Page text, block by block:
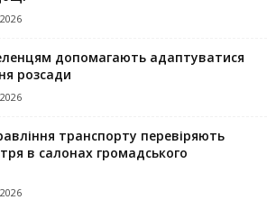
допомагають адаптуватися
розсади
транспорту перевіряють
в салонах громадського